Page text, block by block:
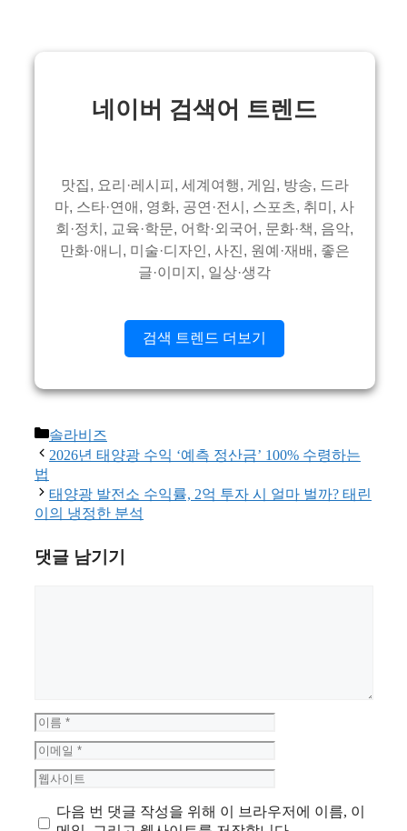
네이버 검색어 트렌드
맛집, 요리·레시피, 세계여행, 게임, 방송, 드라
마, 스타·연애, 영화, 공연·전시, 스포츠, 취미, 사
회·정치, 교육·학문, 어학·외국어, 문화·책, 음악,
만화·애니, 미술·디자인, 사진, 원예·재배, 좋은
글·이미지, 일상·생각
검색 트렌드 더보기
카
테
리
솔라비즈
2026년 태양광 수익 ‘예측 정산금’ 100% 수령하는
법
태양광 발전소 수익률, 2억 투자 시 얼마 벌까? 태린
이의 냉정한 분석
댓글 남기기
이
름
이
메
일
웹
이 다음 번 댓글 작성을 위해 이 브라우저에 이름, 이